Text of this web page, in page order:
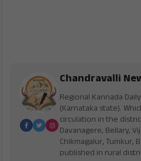
Chandravalli
Regional Kannada
(Karnataka state).
circulation in the
Davanagere, Bellary,
Chikmagalur, Tumkur,
published in rural